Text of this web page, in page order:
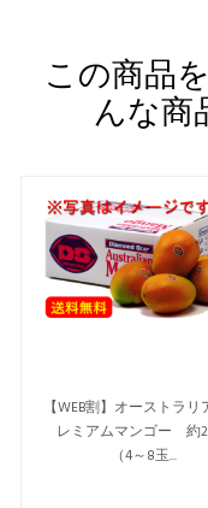
この商品
んな商
【WEB割】オーストラリ
レミアムマンゴー 約
（4～8玉...